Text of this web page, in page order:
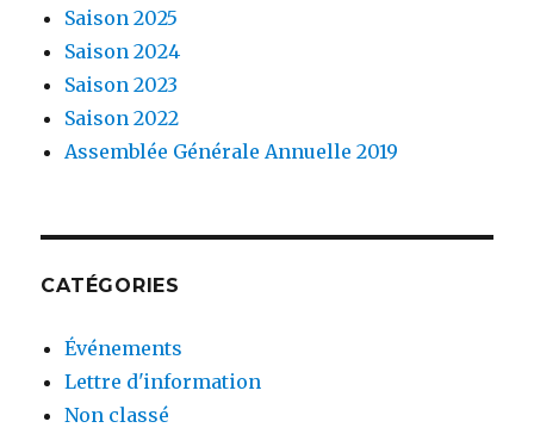
Saison 2025
Saison 2024
Saison 2023
Saison 2022
Assemblée Générale Annuelle 2019
CATÉGORIES
Événements
Lettre d'information
Non classé